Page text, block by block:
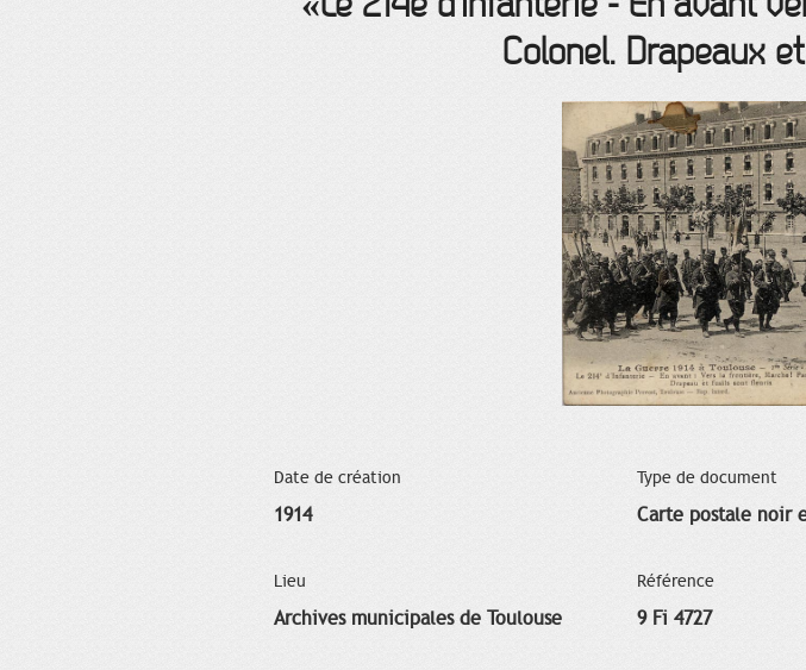
Colonel. Drapeaux
Date de création
1914
Type de document
Carte postale noir
Lieu
Archives municipales de Toulouse
Référence
9 Fi 4727